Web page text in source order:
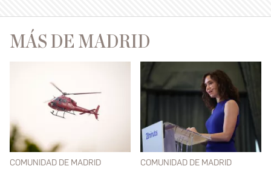
MÁS DE MADRID
COMUNIDAD DE MADRID COMUNIDAD DE MADRID